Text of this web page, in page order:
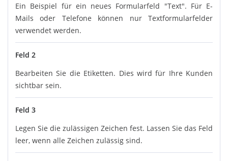
Ein Beispiel für ein neues Formularfeld "Text". Für E-
Mails oder Telefone können nur Textformularfelder
verwendet werden.
Feld 2
Bearbeiten Sie die Etiketten. Dies wird für Ihre Kunden
sichtbar sein.
Feld 3
Legen Sie die zulässigen Zeichen fest. Lassen Sie das Feld
leer, wenn alle Zeichen zulässig sind.